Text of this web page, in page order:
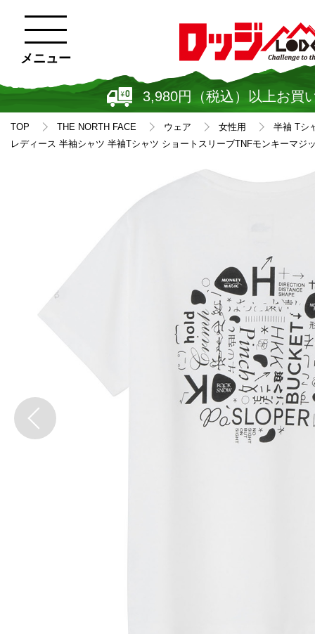
3,980円（税込）以上お買
メニュー
TOP THE NORTH FACE ウェア 女性用
半袖 Tシ
レディース 半袖シャツ 半袖Tシャツ ショートスリーブTNFモンキーマジ